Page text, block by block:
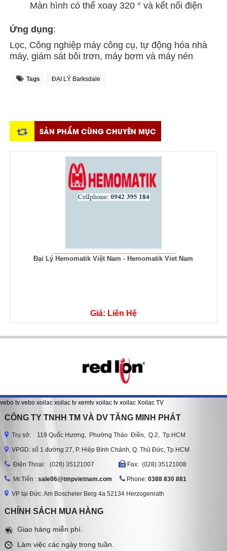
Màn hình có thể xoay 320 ° và kết nối điện
Ứng dụng:
Lọc, Công nghiệp máy công cụ, tự động hóa nhà
máy, giám sát bôi trơn, máy bơm và máy nén
Tags ĐẠI LÝ Barksdale
SẢN PHẨM CÙNG CHUYÊN MỤC
Bộ nguồn QS5.DNET PULS - PULS Việt
vebo tv vebo xoilac xoilac tv xemtv xoilac tv xoilac Xoilac TV
CÔNG TY TNHH TM VÀ DV TĂNG MINH PHÁT
Trụ sở: 119 Quốc Hương, Phường Thảo Điền, Q.2, Tp.HCM
VPGD: số 1 đường 27, P. Hiệp Bình Chánh, Q. Thủ Đức, Tp.HCM
Ðiện Thoại: (028) 35121007 Fax: (028) 35121008
Mr.Tiến : sale06@tmpvietnam.com Phone: 0388 830 881
VP tại Đức: Am Boscheler Berg 4a 52134 Herzogenrath
CHÍNH SÁCH MUA HÀNG
Giao hàng miễn phí.
Làm việc các ngày trong tuần.